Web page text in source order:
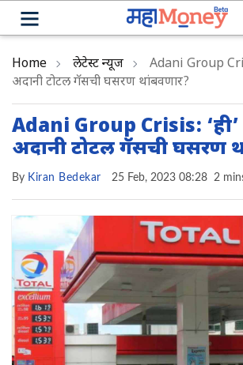
Home लेटेस्ट न्यूज
Adani Group
अदानी टोटल गॅसची घसरण थांबवणार?
Adani Group Crisis: ‘ही’
अदानी टोटल गॅसची घसरण
By Kiran Bedekar 25 Feb, 2023 08:28 2